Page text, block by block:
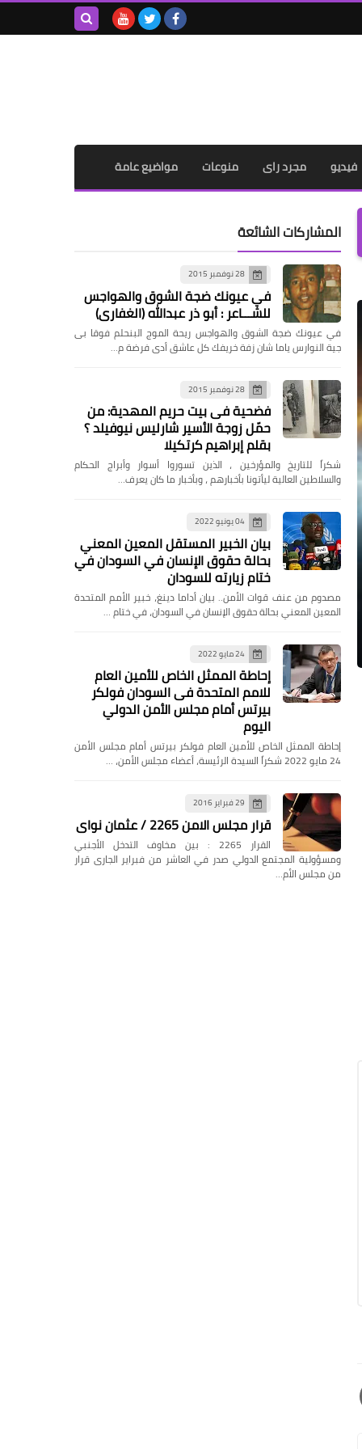
فيديو مجرد راى منوعات مواضيع عامة
المشاركات الشائعة
28 نوفمبر 2015
في عيونك ضجة الشوق والهواجس
للشـــاعر : أبو ذر عبدالله (الغفاري)
في عيونك ضجة الشوق والهواجس ريحة الموج البنحلم فوقا بى
جية النوارس ياما شان زفة خريفك كل عاشق أدى فرضة م…
28 نوفمبر 2015
فضحية فى بيت حريم المهدية: من
حمّل زوجة الأسير شارليس نيوفيلد ؟
بقلم إبراهيم كرتكيلا
شكراً للتاريخ والمؤرخين ، الذين تسوروا أسوار وأبراج الحكام
والسلاطين العالية ليأتونا بأخبارهم ، وبأخبار ما كان يعرف…
04 يونيو 2022
بيان الخبير المستقل المعين المعني
بحالة حقوق الإنسان في السودان في
ختام زيارته للسودان
مصدوم من عنف قوات الأمن.. بيان أداما دينغ، خبير الأمم المتحدة
المعين المعني بحالة حقوق الإنسان في السودان، في ختام …
24 مايو 2022
إحاطة الممثل الخاص للأمين العام
للامم المتحدة فى السودان فولكر
بيرتس أمام مجلس الأمن الدولي
اليوم
إحاطة الممثل الخاص للأمين العام فولكر بيرتس أمام مجلس الأمن
24 مايو 2022 شكراً السيدة الرئيسة، أعضاء مجلس الأمن، …
29 فبراير 2016
قرار مجلس الامن 2265 / عثمان نواى
القرار 2265 : بين مخاوف التدخل الأجنبي
ومسؤولية المجتمع الدولي صدر في العاشر من فبراير الجارى قرار
من مجلس الأم…